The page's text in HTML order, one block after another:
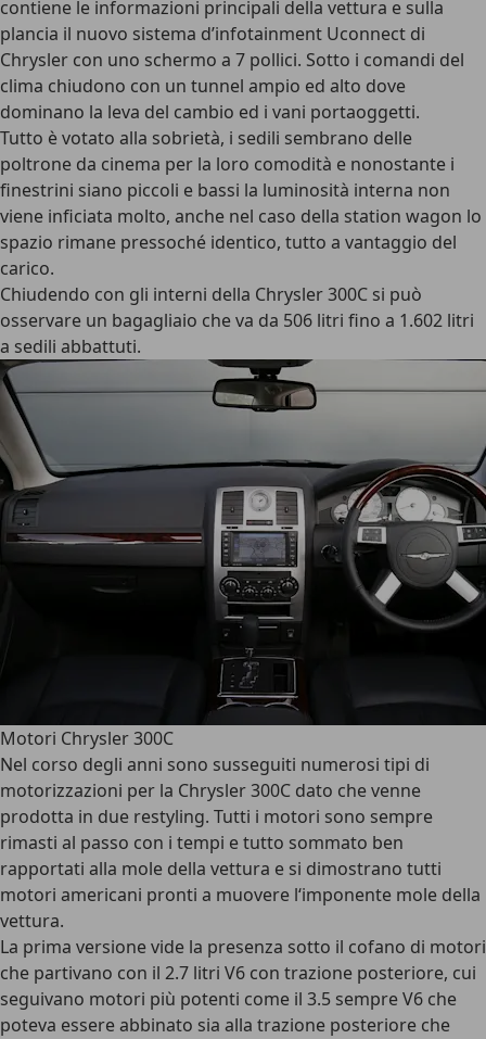
contiene le informazioni principali della vettura e sulla
plancia il nuovo sistema d’infotainment Uconnect di
Chrysler con uno schermo a 7 pollici. Sotto i comandi del
clima chiudono con un tunnel ampio ed alto dove
dominano la leva del cambio ed i vani portaoggetti.
Tutto è votato alla sobrietà, i sedili sembrano delle
poltrone da cinema per la loro comodità e nonostante i
finestrini siano piccoli e bassi la luminosità interna non
viene inficiata molto, anche nel caso della station wagon lo
spazio rimane pressoché identico, tutto a vantaggio del
carico.
Chiudendo con gli interni della Chrysler 300C si può
osservare un bagagliaio che va da 506 litri fino a 1.602 litri
a sedili abbattuti.
Motori Chrysler 300C
Nel corso degli anni sono susseguiti numerosi tipi di
motorizzazioni per la Chrysler 300C dato che venne
prodotta in due restyling. Tutti i motori sono sempre
rimasti al passo con i tempi e tutto sommato ben
rapportati alla mole della vettura e si dimostrano tutti
motori americani pronti a muovere l‘imponente mole della
vettura.
La prima versione vide la presenza sotto il cofano di motori
che partivano con il 2.7 litri V6 con trazione posteriore, cui
seguivano motori più potenti come il 3.5 sempre V6 che
poteva essere abbinato sia alla trazione posteriore che